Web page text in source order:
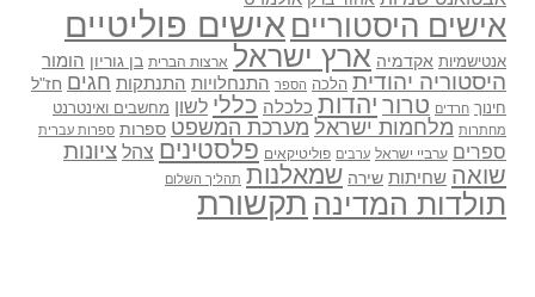
אישים היסטוריים אישים פוליטיים
אנטישמיות אקדמיה ארץ ישראל ארצות הברית בן גוריון הומור
היסטוריה יהודית הלכה הספר התנחלויות התנתקות חגים חז"ל
חינוך חרדים טרור יהדות כלכלה כללי לשון מחשבים ואינטרנט
מחתרות מלחמות ישראל מערכת המשפט ספרות ספרות עברית
ספרים ערביי ישראל ערבים פוליטיקאים פלסטינים צהל ציונות
שואה שחיתות שירה שמאלנות תהליך השלום
תולדות המדינה תקשורת